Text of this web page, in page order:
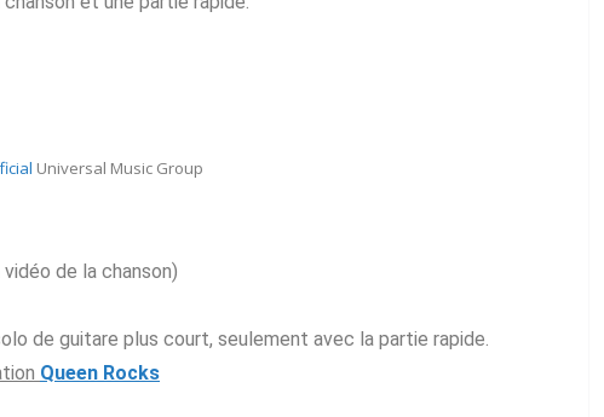
Universal Music Group
de la chanson)
de guitare plus court, seulement avec la partie rapide.
Queen Rocks